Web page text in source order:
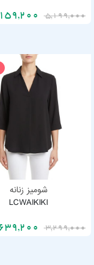
5,199,000
شومیز زنانه
LCWAIKIKI
3,299,000